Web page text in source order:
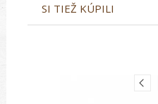
SI TIEŽ KÚPILI